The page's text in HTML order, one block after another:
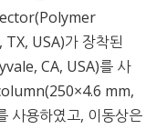
USA)가 장착된
CA, USA)를 사
mm,
용하였고, 이동상은